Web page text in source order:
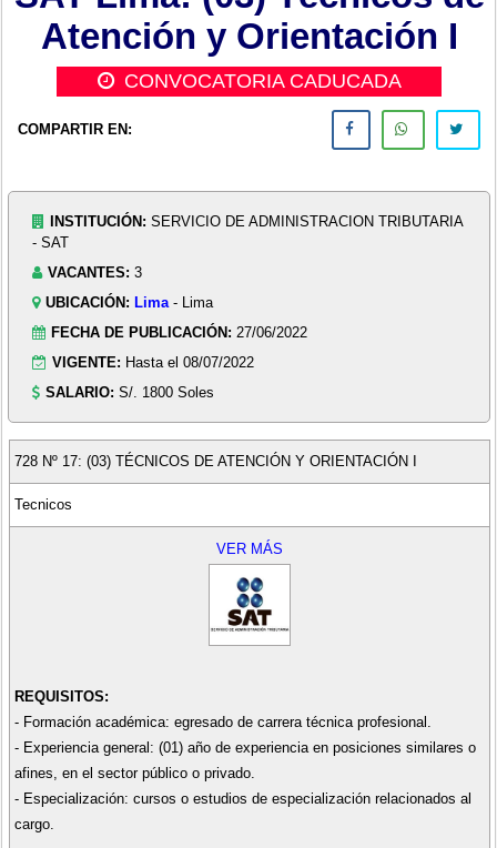
Atención y Orientación I
CONVOCATORIA CADUCADA
COMPARTIR EN:
INSTITUCIÓN: SERVICIO DE ADMINISTRACION TRIBUTARIA
- SAT
VACANTES: 3
UBICACIÓN: Lima - Lima
FECHA DE PUBLICACIÓN: 27/06/2022
VIGENTE: Hasta el 08/07/2022
SALARIO: S/. 1800 Soles
728 Nº 17: (03) TÉCNICOS DE ATENCIÓN Y ORIENTACIÓN I
Tecnicos
VER MÁS
REQUISITOS:
- Formación académica: egresado de carrera técnica profesional.
- Experiencia general: (01) año de experiencia en posiciones similares o
afines, en el sector público o privado.
- Especialización: cursos o estudios de especialización relacionados al
cargo.